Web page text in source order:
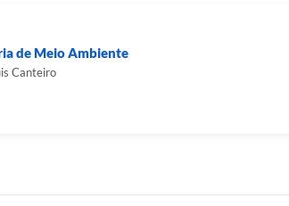
de Meio Ambiente
Canteiro